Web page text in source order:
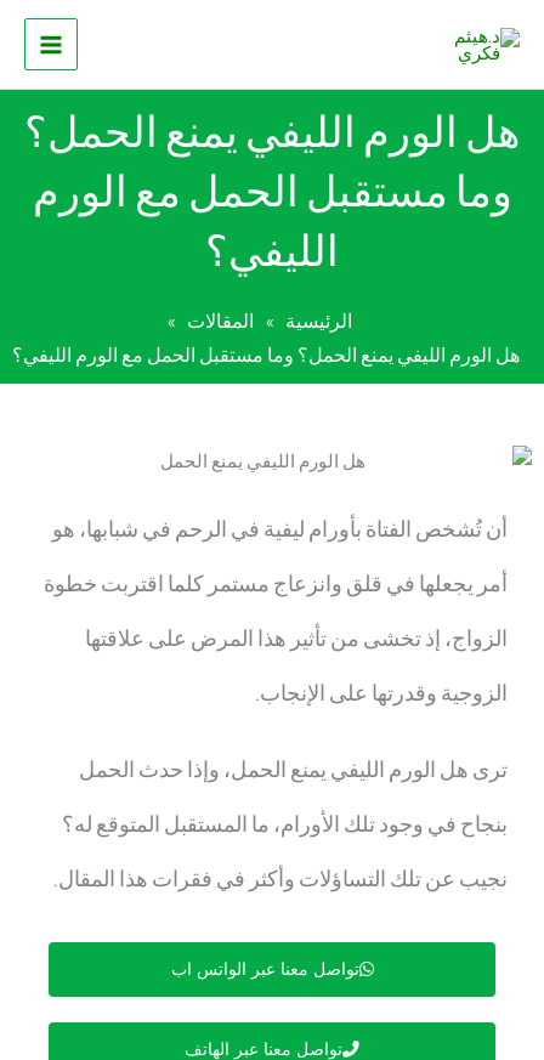
هل الورم الليفي يمنع الحمل؟
وما مستقبل الحمل مع الورم
الليفي؟
الرئيسية » المقالات »
هل الورم الليفي يمنع الحمل؟ وما مستقبل الحمل مع الورم الليفي؟
أن تُشخص الفتاة بأورام ليفية في الرحم في شبابها، هو
أمر يجعلها في قلق وانزعاج مستمر كلما اقتربت خطوة
الزواج، إذ تخشى من تأثير هذا المرض على علاقتها
الزوجية وقدرتها على الإنجاب.
ترى هل الورم الليفي يمنع الحمل، وإذا حدث الحمل
بنجاح في وجود تلك الأورام، ما المستقبل المتوقع له؟
نجيب عن تلك التساؤلات وأكثر في فقرات هذا المقال.
تواصل معنا عبر الواتس اب
تواصل معنا عبر الهاتف